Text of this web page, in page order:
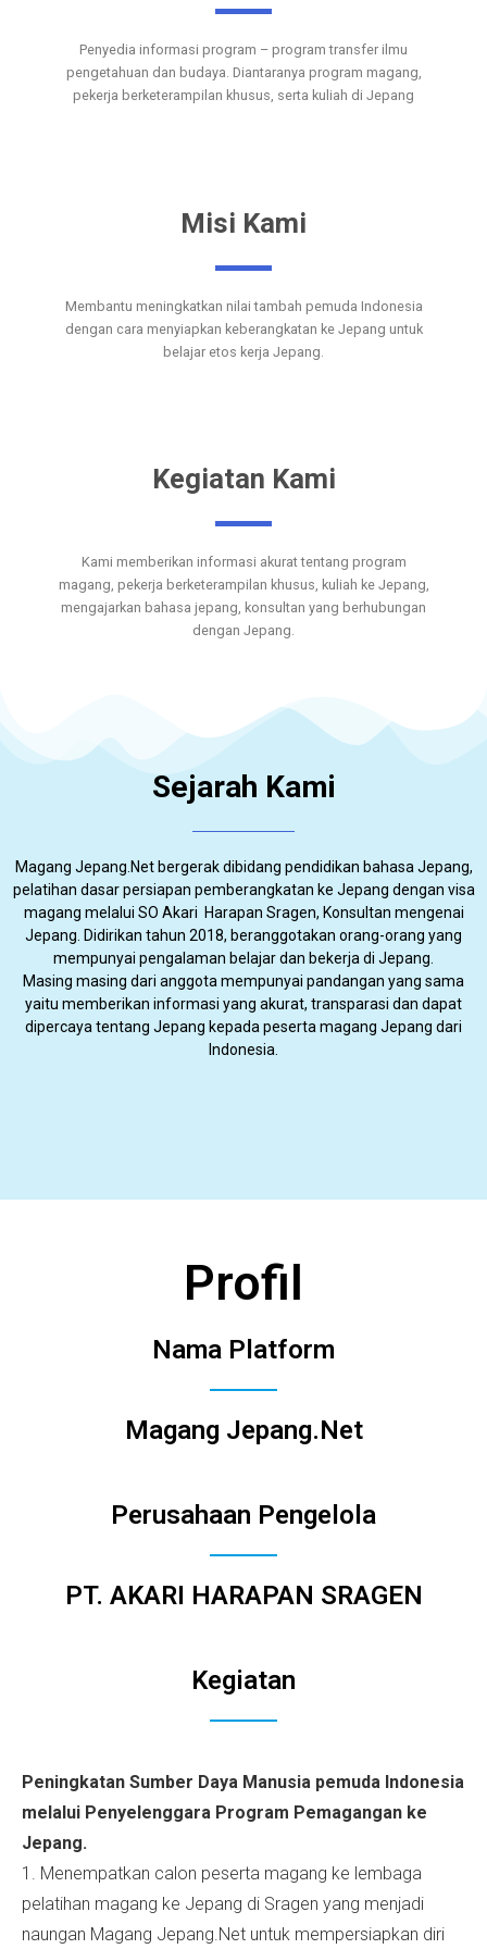
Penyedia informasi program – program transfer ilmu
pengetahuan dan budaya. Diantaranya program magang,
pekerja berketerampilan khusus, serta kuliah di Jepang
Misi Kami
Membantu meningkatkan nilai tambah pemuda Indonesia
dengan cara menyiapkan keberangkatan ke Jepang untuk
belajar etos kerja Jepang.
Kegiatan Kami
Kami memberikan informasi akurat tentang program
magang, pekerja berketerampilan khusus, kuliah ke Jepang,
mengajarkan bahasa jepang, konsultan yang berhubungan
dengan Jepang.
Sejarah Kami
Magang Jepang.Net bergerak dibidang pendidikan bahasa Jepang,
pelatihan dasar persiapan pemberangkatan ke Jepang dengan visa
magang melalui SO Akari Harapan Sragen, Konsultan mengenai
Jepang. Didirikan tahun 2018, beranggotakan orang-orang yang
mempunyai pengalaman belajar dan bekerja di Jepang.
Masing masing dari anggota mempunyai pandangan yang sama
yaitu memberikan informasi yang akurat, transparasi dan dapat
dipercaya tentang Jepang kepada peserta magang Jepang dari
Indonesia.
Profil
Nama Platform
Magang Jepang.Net
Perusahaan Pengelola
PT. AKARI HARAPAN SRAGEN
Kegiatan
Peningkatan Sumber Daya Manusia pemuda Indonesia
melalui Penyelenggara Program Pemagangan ke
Jepang.
1. Menempatkan calon peserta magang ke lembaga
pelatihan magang ke Jepang di Sragen yang menjadi
naungan Magang Jepang.Net untuk mempersiapkan diri